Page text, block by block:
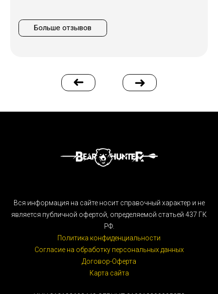
Вся информация на сайте носит справочный характер и не
является публичной офертой, определяемой статьей 437 ГК
РФ.
Политика конфиденциальности
Согласие на обработку персональных данных
Договор-Оферта
Карта сайта